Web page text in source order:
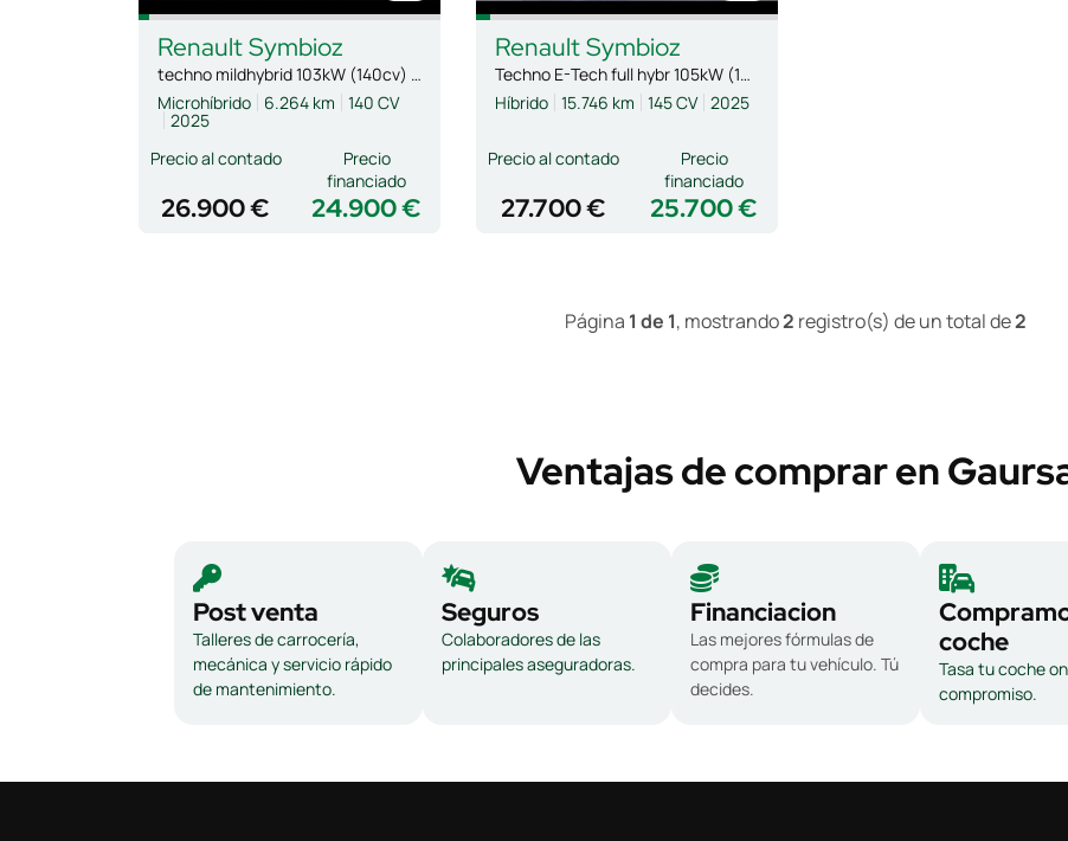
RenaultSymbioz
techno mildhybrid 103kW (140cv) EDC
Microhíbrido
6.264 km 140 CV
2025
Precio al contado
26.900 € 24.900 €
Precio
financiado
RenaultSymbioz
Techno E-Tech full hybr 105kW (145CV)
Híbrido 15.746 km 145 CV 2025
Precio al contado
27.700 € 25.700 €
Precio
financiado
Página 1 de 1, mostrando2 registro(s) de un total de2
Ventajas de comprar en
Post venta
Talleres de carrocería,
mecánica y servicio rápido
de mantenimiento.
Seguros
Colaboradores de las
principales aseguradoras.
Financiacion
Las mejores fórmulas de
compra para tu vehículo. Tú
decides.
coche
Tasa tu coche
compromiso.